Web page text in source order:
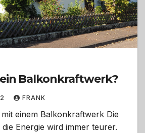
Balkonkraftwerk?
FRANK
einem Balkonkraftwerk Die
Energie wird immer teurer.